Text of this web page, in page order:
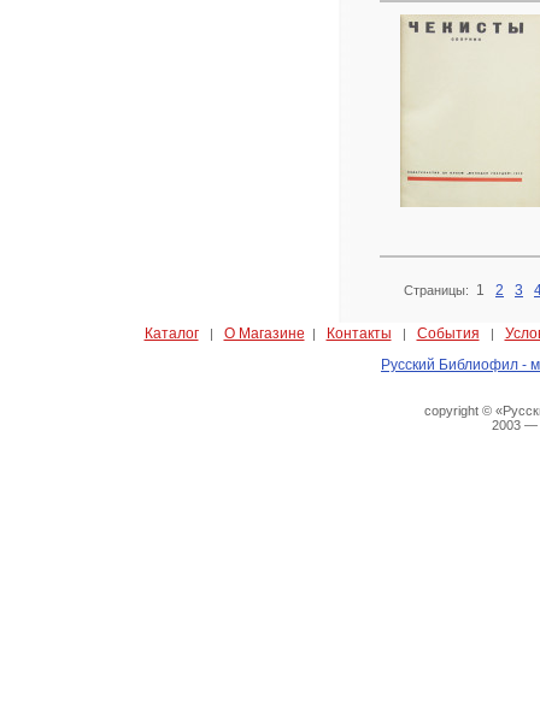
Страницы: 1 2 3
Каталог| О Магазине | Контакты | События |
Русский Библиофил -
copyright ©
2003 —